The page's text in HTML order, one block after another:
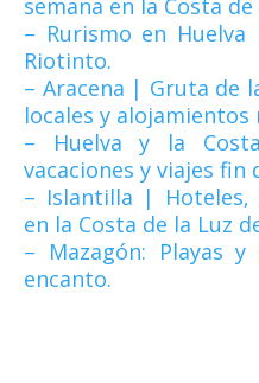
semana en la Costa de
– Rurismo en
Riotinto.
– Aracena | Gruta de
locales y alojamientos
– Huelva y la
vacaciones y viajes fin
– Islantilla | Hoteles,
en la Costa de la Luz
– Mazagón: Playas
encanto.